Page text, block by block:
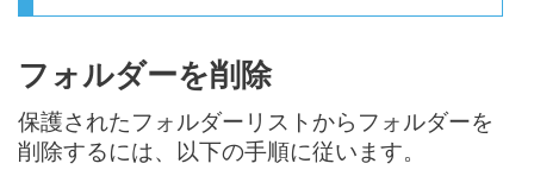
フォルダーを削除
保護されたフォルダーリストからフォルダーを
削除するには、以下の手順に従います。